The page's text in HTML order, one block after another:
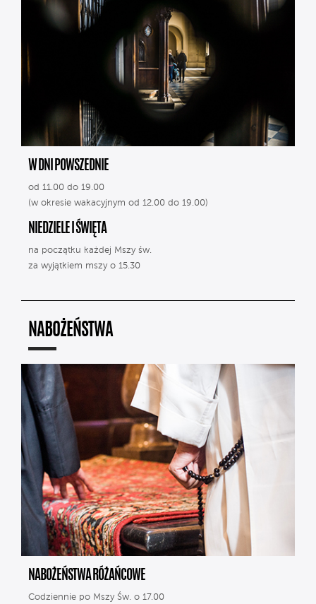
W DNI POWSZEDNIE
od 11.00 do 19.00
(w okresie wakacyjnym od 12.00 do 19.00)
NIEDZIELE I ŚWIĘTA
na początku każdej Mszy św.
za wyjątkiem mszy o 15.30
NABOŻEŃSTWA
NABOŻEŃSTWA RÓŻAŃCOWE
Codziennie po Mszy Św. o 17.00